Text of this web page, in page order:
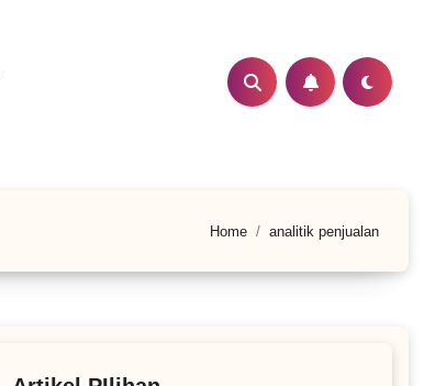
Home analitik penjualan